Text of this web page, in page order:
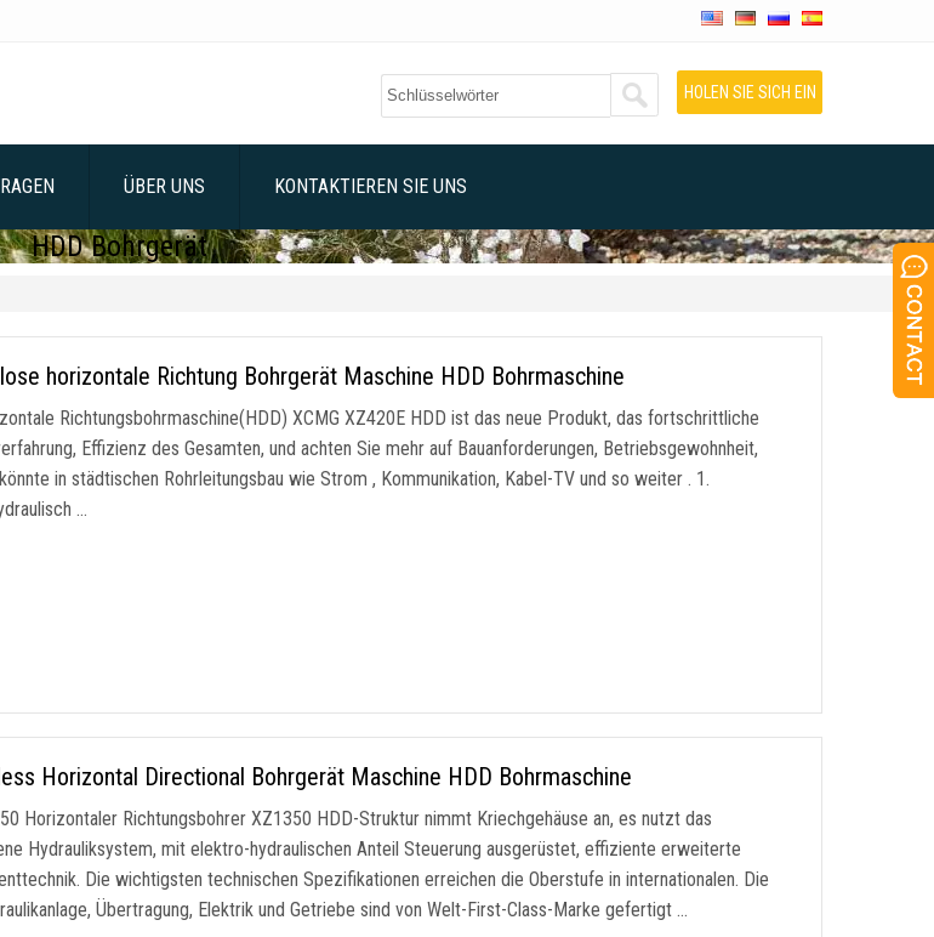
HOLEN SIE SICH EIN
ÜBER UNS KONTAKTIEREN SIE UNS
HDD Bohrgerät
horizontale Richtung Bohrgerät Maschine HDD Bohrmaschine
Richtungsbohrmaschine(HDD) XCMG XZ420E HDD ist das neue Produkt, das fortschrittliche
Effizienz des Gesamten, und achten Sie mehr auf Bauanforderungen, Betriebsgewohnheit,
in städtischen Rohrleitungsbau wie Strom , Kommunikation, Kabel-TV und so weiter . 1.
…
Horizontal Directional Bohrgerät Maschine HDD Bohrmaschine
Horizontaler Richtungsbohrer XZ1350 HDD-Struktur nimmt Kriechgehäuse an, es nutzt das
Hydrauliksystem, mit elektro-hydraulischen Anteil Steuerung ausgerüstet, effiziente erweiterte
Die wichtigsten technischen Spezifikationen erreichen die Oberstufe in internationalen. Die
Übertragung, Elektrik und Getriebe sind von Welt-First-Class-Marke gefertigt …